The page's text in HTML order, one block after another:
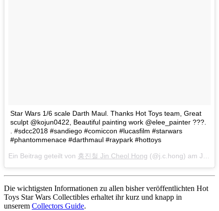
Star Wars 1/6 scale Darth Maul. Thanks Hot Toys team, Great
sculpt @kojun0422, Beautiful painting work @elee_painter ???.
. #sdcc2018 #sandiego #comiccon #lucasfilm #starwars
#phantommenace #darthmaul #raypark #hottoys
Ein Beitrag geteilt von 홍진철 Jin Cheol Hong (@j.c.hong) am Jul 20, 2018 um 12:37 PDT
Die wichtigsten Informationen zu allen bisher veröffentlichten Hot
Toys Star Wars Collectibles erhaltet ihr kurz und knapp in
unserem Collectors Guide.